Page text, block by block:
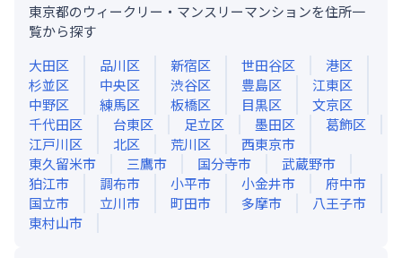
東京都のウィークリー・マンスリーマンションを住所一
覧から探す
大田区
品川区 新宿区 世田谷区
港区
杉並区
中央区 渋谷区 豊島区
江東区
中野区
練馬区 板橋区 目黒区
文京区
千代田区
台東区 足立区 墨田区
葛飾区
江戸川区
北区 荒川区
西東京市
東久留米市
三鷹市 国分寺市
武蔵野市
狛江市
調布市 小平市 小金井市
府中市
国立市
立川市 町田市 多摩市
八王子市
東村山市